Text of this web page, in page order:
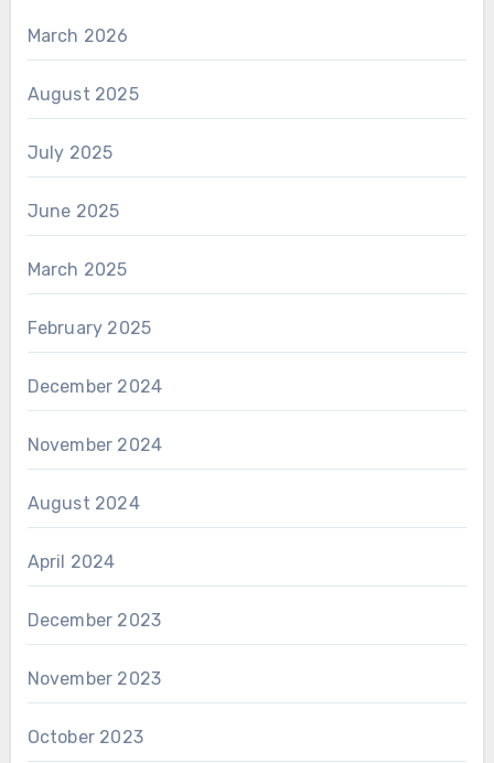
March 2026
August 2025
July 2025
June 2025
March 2025
February 2025
December 2024
November 2024
August 2024
April 2024
December 2023
November 2023
October 2023